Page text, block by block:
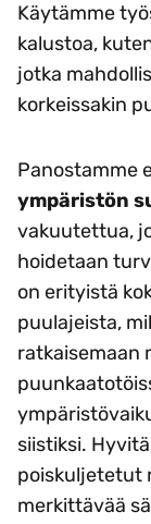
Käytämme
kalustoa,
jotka
korkeissakin
Panostamme
ympäristön
vakuutettua,
hoidetaan
on erityistä
puulajeista,
ratkaisemaan
siistiksi.
poiskuljetetut
merkittävää